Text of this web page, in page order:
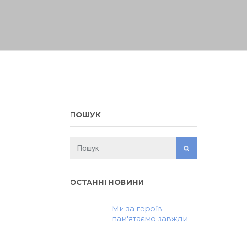
ПОШУК
ОСТАННІ НОВИНИ
Ми за героїв
пам'ятаємо завжди